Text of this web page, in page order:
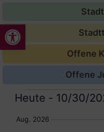
Werkzeugleiste öffnen
Offene
Offene
Heute - 10/30/
auswählen.
Aug. 2026